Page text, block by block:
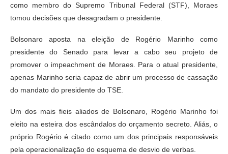
como membro do Supremo Tribunal Federal (STF), Moraes
tomou decisões que desagradam o presidente.
Bolsonaro aposta na eleição de Rogério Marinho como
presidente do Senado para levar a cabo seu projeto de
promover o impeachment de Moraes. Para o atual presidente,
apenas Marinho seria capaz de abrir um processo de cassação
do mandato do presidente do TSE.
Um dos mais fieis aliados de Bolsonaro, Rogério Marinho foi
eleito na esteira dos escândalos do orçamento secreto. Aliás, o
próprio Rogério é citado como um dos principais responsáveis
pela operacionalização do esquema de desvio de verbas.